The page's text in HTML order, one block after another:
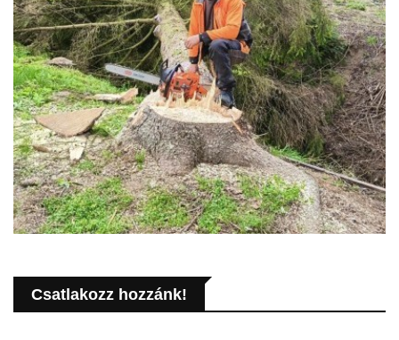
Csatlakozz hozzánk!